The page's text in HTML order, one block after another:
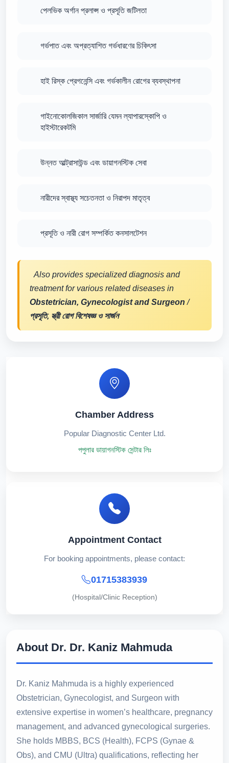
পেলভিক অর্গান প্রলাপ্স ও প্রসূতি জটিলতা
গর্ভপাত এবং অপ্রত্যাশিত গর্ভধারণের চিকিৎসা
হাই রিস্ক প্রেগনেন্সি এবং গর্ভকালীন রোগের ব্যবস্থাপনা
গাইনোকোলজিকাল সার্জারি যেমন ল্যাপারস্কোপি ও
হাইস্টারেকটমি
উন্নত আল্ট্রাসাউন্ড এবং ডায়াগনস্টিক সেবা
নারীদের স্বাস্থ্য সচেতনতা ও নিরাপদ মাতৃত্ব
প্রসূতি ও নারী রোগ সম্পর্কিত কনসালটেশন
Also provides specialized diagnosis and
treatment for various related diseases in
Obstetrician, Gynecologist and Surgeon /
প্রসূতি, স্ত্রী রোগ বিশেষজ্ঞ ও সার্জন
Chamber Address
Popular Diagnostic Center Ltd.
পপুলার ডায়াগনস্টিক সেন্টার লিঃ
Appointment Contact
For booking appointments, please contact:
01715383939
(Hospital/Clinic Reception)
About Dr. Dr. Kaniz Mahmuda
Dr. Kaniz Mahmuda is a highly experienced
Obstetrician, Gynecologist, and Surgeon with
extensive expertise in women’s healthcare, pregnancy
management, and advanced gynecological surgeries.
She holds MBBS, BCS (Health), FCPS (Gynae &
Obs), and CMU (Ultra) qualifications, reflecting her